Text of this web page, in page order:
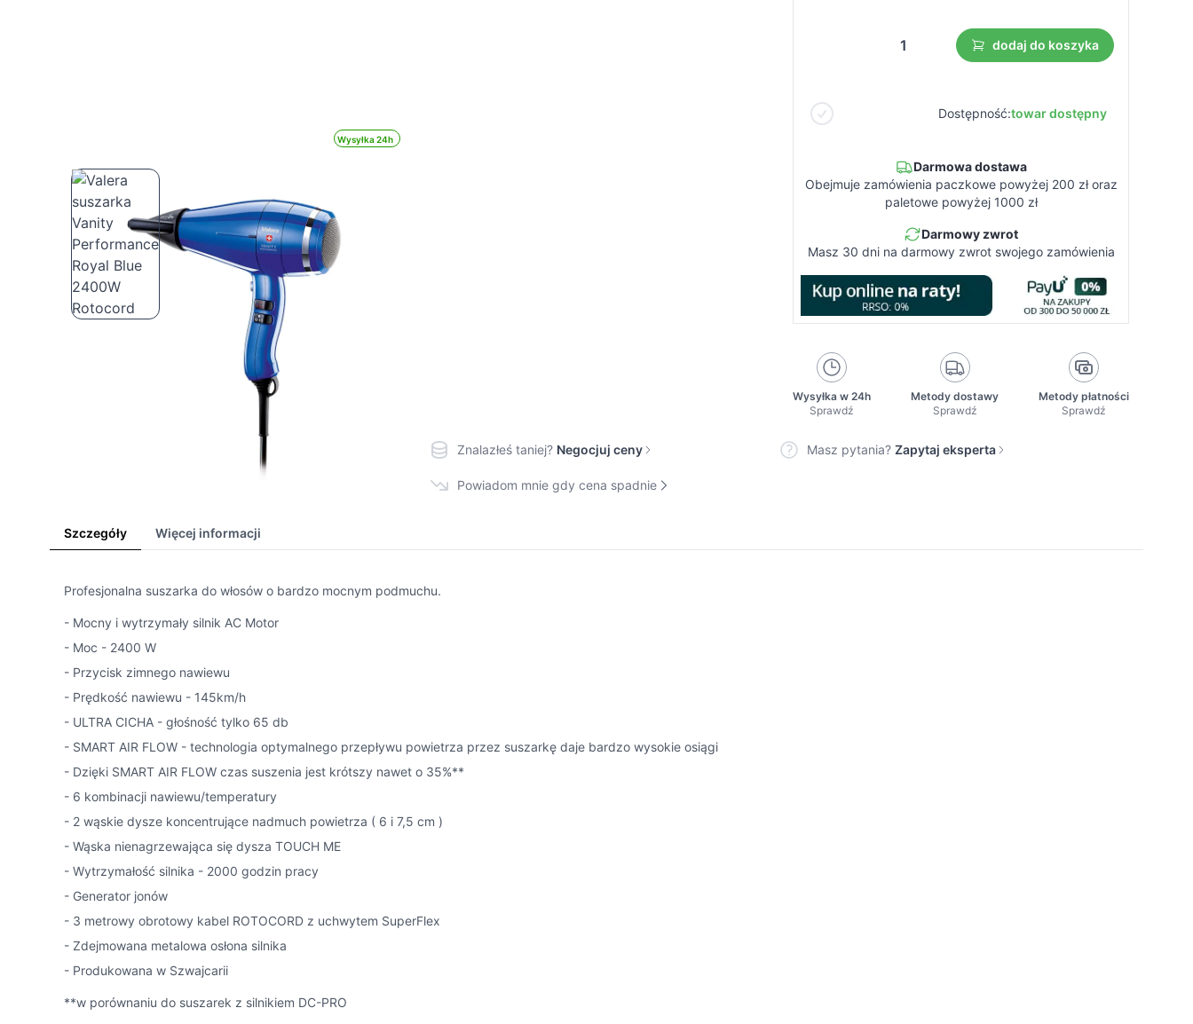
Wysyłka 24h
dodaj do koszyka
Dostępność:towar dostępny
Darmowa dostawa
Obejmuje zamówienia paczkowe powyżej 200 zł oraz
paletowe powyżej 1000 zł
Darmowy zwrot
Masz 30 dni na darmowy zwrot swojego zamówienia
Wysyłka w 24h
Sprawdź
Metody dostawy
Sprawdź
Metody płatności
Sprawdź
Znalazłeś taniej? Negocjuj ceny Masz pytania? Zapytaj eksperta
Powiadom mnie gdy cena spadnie
Szczegóły Więcej informacji
Profesjonalna suszarka do włosów o bardzo mocnym podmuchu.
- Mocny i wytrzymały silnik AC Motor
- Moc - 2400 W
- Przycisk zimnego nawiewu
- Prędkość nawiewu - 145km/h
- ULTRA CICHA - głośność tylko 65 db
- SMART AIR FLOW - technologia optymalnego przepływu powietrza przez suszarkę daje bardzo wysokie osiągi
- Dzięki SMART AIR FLOW czas suszenia jest krótszy nawet o 35%**
- 6 kombinacji nawiewu/temperatury
- 2 wąskie dysze koncentrujące nadmuch powietrza ( 6 i 7,5 cm )
- Wąska nienagrzewająca się dysza TOUCH ME
- Wytrzymałość silnika - 2000 godzin pracy
- Generator jonów
- 3 metrowy obrotowy kabel ROTOCORD z uchwytem SuperFlex
- Zdejmowana metalowa osłona silnika
- Produkowana w Szwajcarii
**w porównaniu do suszarek z silnikiem DC-PRO